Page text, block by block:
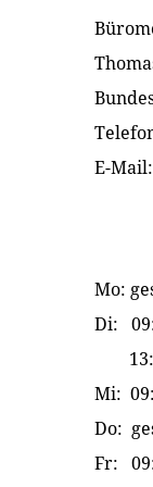
E-Mail:
Mo:
Di:
Mi:
Do:
Fr: